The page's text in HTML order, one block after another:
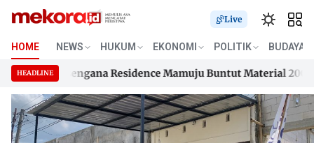
Skip
content
Live
HOME NEWS HUKUM EKONOMI POLITIK BUDAYA
HEADLINE
Samusengana Residence Mamuju Buntut Material 200 Juta
Samusengana Residence Mamuju Buntut Material 200 Juta